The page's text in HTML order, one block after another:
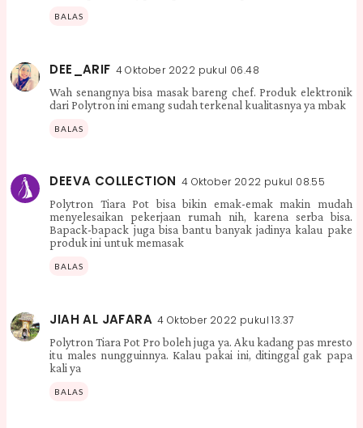
BALAS
DEE_ARIF 4 Oktober 2022 pukul 06.48
Wah senangnya bisa masak bareng chef. Produk elektronik
dari Polytron ini emang sudah terkenal kualitasnya ya mbak
BALAS
DEEVA COLLECTION 4 Oktober 2022 pukul 08.55
Polytron Tiara Pot bisa bikin emak-emak makin mudah
menyelesaikan pekerjaan rumah nih, karena serba bisa.
Bapack-bapack juga bisa bantu banyak jadinya kalau pake
produk ini untuk memasak
BALAS
JIAH AL JAFARA 4 Oktober 2022 pukul 13.37
Polytron Tiara Pot Pro boleh juga ya. Aku kadang pas mresto
itu males nungguinnya. Kalau pakai ini, ditinggal gak papa
kali ya
BALAS